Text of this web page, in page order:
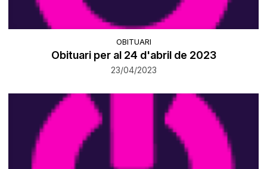
OBITUARI
Obituari per al 24 d'abril de 2023
23/04/2023